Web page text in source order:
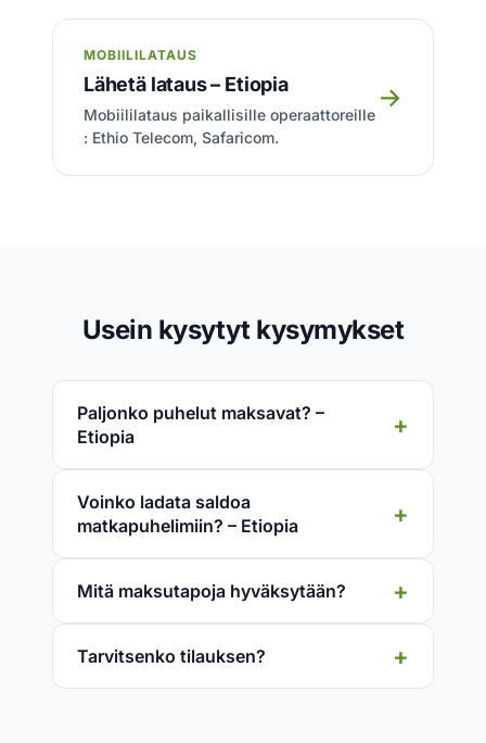
MOBIILILATAUS
Lähetä lataus – Etiopia
Mobiililataus paikallisille operaattoreille
: Ethio Telecom, Safaricom.
→
Usein kysytyt kysymykset
Paljonko puhelut maksavat? –
Etiopia
Voinko ladata saldoa
matkapuhelimiin? – Etiopia
Mitä maksutapoja hyväksytään?
Tarvitsenko tilauksen?